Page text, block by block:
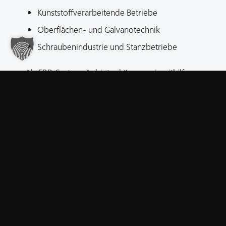
Kunststoffverarbeitende Betriebe
Oberflächen- und Galvanotechnik
Schraubenindustrie und Stanzbetriebe
Als ERP-System-Anbieter können wir mithilfe unserer